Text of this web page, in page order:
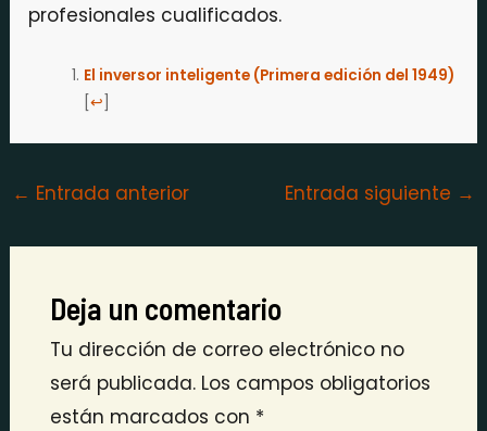
profesionales cualificados.
El inversor inteligente (Primera edición del 1949)
[↩
← Entrada anterior Entrada siguiente →
Deja un comentario
Tu dirección de correo electrónico no
será publicada. Los campos obligatorios
están marcados con *